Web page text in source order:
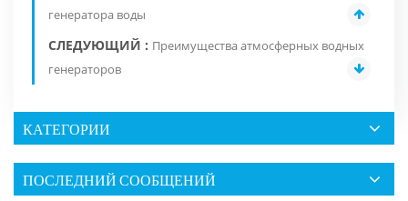
генератора воды
СЛЕДУЮЩИЙ : Преимущества атмосферных водных
генераторов
КАТЕГОРИИ
ПОСЛЕДНИЙ СООБЩЕНИЙ